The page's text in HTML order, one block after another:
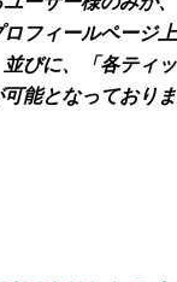
フィールページ上
びに、「各ティッ
能となっておりま